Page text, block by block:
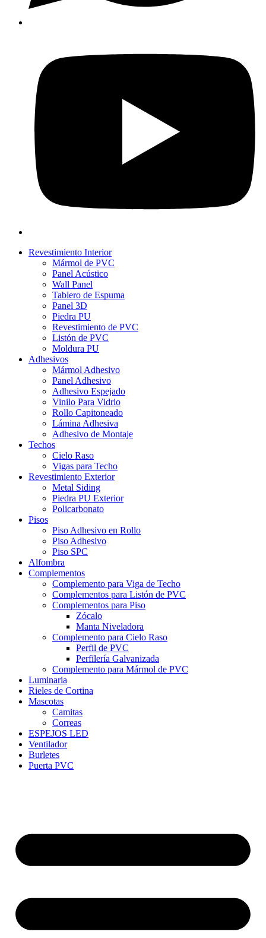
Revestimiento Interior
Mármol de PVC
Panel Acústico
Wall Panel
Tablero de Espuma
Panel 3D
Piedra PU
Revestimiento de PVC
Listón de PVC
Moldura PU
Adhesivos
Mármol Adhesivo
Panel Adhesivo
Adhesivo Espejado
Vinilo Para Vidrio
Rollo Capitoneado
Lámina Adhesiva
Adhesivo de Montaje
Techos
Cielo Raso
Vigas para Techo
Revestimiento Exterior
Metal Siding
Piedra PU Exterior
Policarbonato
Pisos
Piso Adhesivo en Rollo
Piso Adhesivo
Piso SPC
Alfombra
Complementos
Complemento para Viga de Techo
Complementos para Listón de PVC
Complementos para Piso
Zócalo
Manta Niveladora
Complemento para Cielo Raso
Perfil de PVC
Perfilería Galvanizada
Complemento para Mármol de PVC
Luminaria
Rieles de Cortina
Mascotas
Camitas
Correas
ESPEJOS LED
Ventilador
Burletes
Puerta PVC